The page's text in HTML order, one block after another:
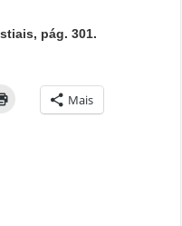
pág. 301.
Mais